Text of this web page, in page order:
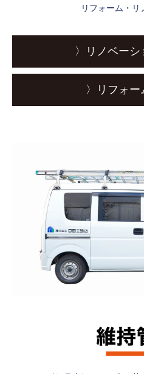
リフォーム・リ
〉リノベーシ
〉リフォー